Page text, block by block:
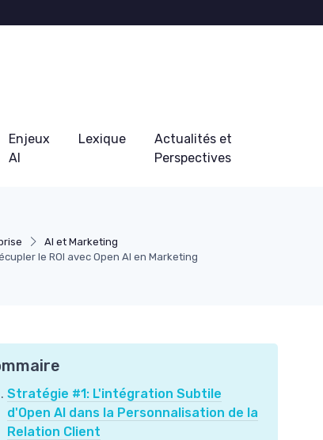
Enjeux
AI
Lexique
Actualités et
Perspectives
AI et Marketing
le ROI avec Open AI en Marketing
Stratégie #1: L'intégration Subtile
d'Open AI dans la Personnalisation de la
Relation Client